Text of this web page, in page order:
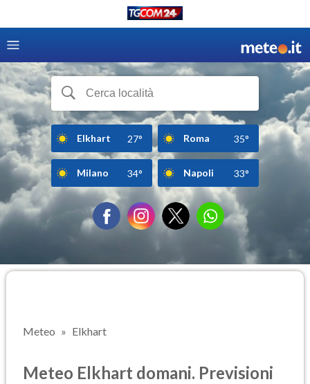
Elkhart 27° Roma 35°
Milano 34° Napoli 33°
Meteo Elkhart
Meteo Elkhart domani. Previsioni